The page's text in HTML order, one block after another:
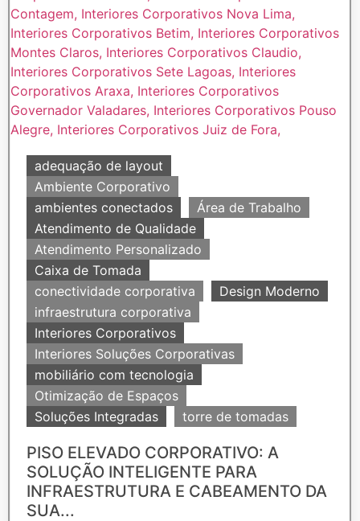
adequação de layout
Ambiente Corporativo
ambientes conectados
Área de Trabalho
Atendimento de Qualidade
Atendimento Personalizado
Caixa de Tomada
conectividade corporativa
Design Moderno
infraestrutura corporativa
Interiores Corporativos
Interiores Soluções Corporativas
mobiliário com tecnologia
Otimização de Espaços
Soluções Integradas
torre de tomadas
PISO ELEVADO CORPORATIVO: A
SOLUÇÃO INTELIGENTE PARA
INFRAESTRUTURA E CABEAMENTO DA
SUA...